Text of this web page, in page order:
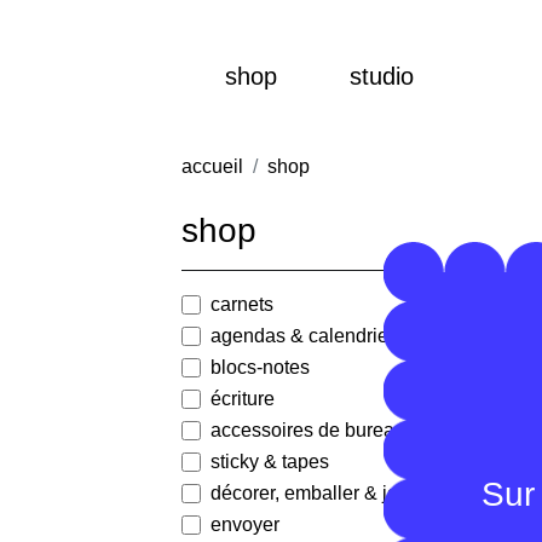
shop studio
accueil shop
shop
carnets
agendas & calendriers
blocs-notes
écriture
accessoires de bureau
sticky & tapes
décorer, emballer & jouer
envoyer